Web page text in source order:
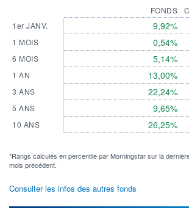
1er JANV.
1 MOIS
6 MOIS
1 AN
3 ANS
5 ANS
10 ANS
FONDS
9,92%
0,54%
5,14%
13,00%
22,24%
9,65%
26,25%
*Rangs calculés en percentile par Morningstar sur la
mois précédent.
Consulter les infos des autres fonds